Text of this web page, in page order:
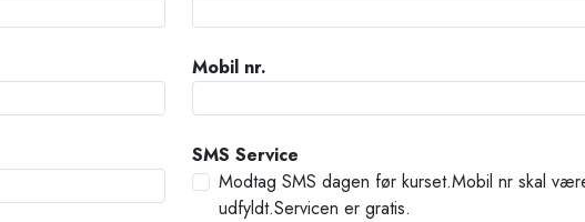
Mobil nr.
SMS Service
Modtag SMS dagen før kurset.Mobil nr skal
udfyldt.Servicen er gratis.